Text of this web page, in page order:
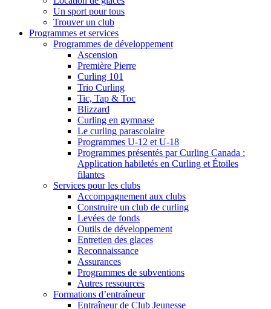
Un sport pour tous
Trouver un club
Programmes et services
Programmes de développement
Ascension
Première Pierre
Curling 101
Trio Curling
Tic, Tap & Toc
Blizzard
Curling en gymnase
Le curling parascolaire
Programmes U-12 et U-18
Programmes présentés par Curling Canada :
Application habiletés en Curling et Étoiles
filantes
Services pour les clubs
Accompagnement aux clubs
Construire un club de curling
Levées de fonds
Outils de développement
Entretien des glaces
Reconnaissance
Assurances
Programmes de subventions
Autres ressources
Formations d’entraîneur
Entraîneur de Club Jeunesse